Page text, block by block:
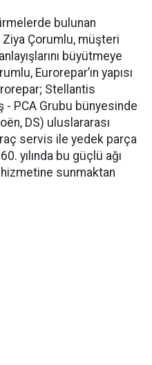
bulunan
Çorumlu, müşteri
büyütmeye
Eurorepar’ın yapısı
Stellantis
- PCA Grubu bünyesinde
DS) uluslararası
servis ile yedek parça
yılında bu güçlü ağı
hizmetine sunmaktan